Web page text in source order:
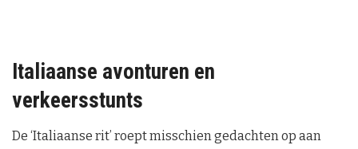
Italiaanse avonturen en
verkeersstunts
De ‘Italiaanse rit’ roept misschien gedachten op aan